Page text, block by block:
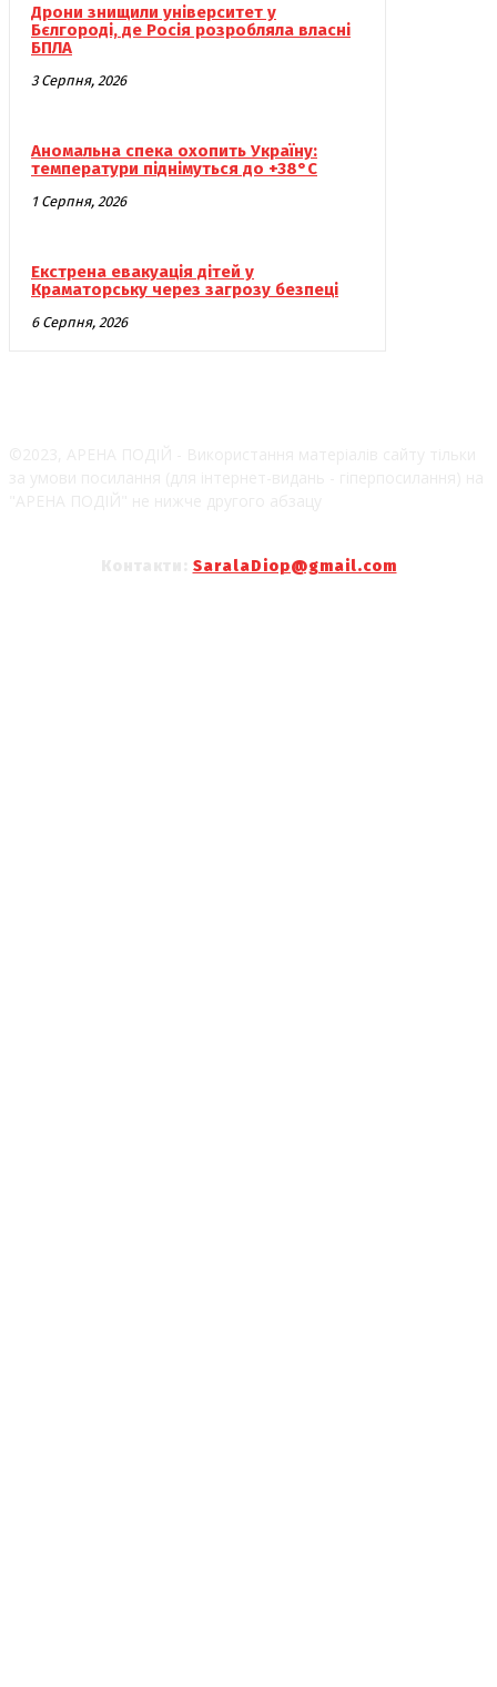
Дрони знищили університет у
Бєлгороді, де Росія розробляла власні
БПЛА
3 Серпня, 2026
Аномальна спека охопить Україну:
температури піднімуться до +38°C
1 Серпня, 2026
Екстрена евакуація дітей у
Краматорську через загрозу безпеці
6 Серпня, 2026
SaralaDiop@gmail.com